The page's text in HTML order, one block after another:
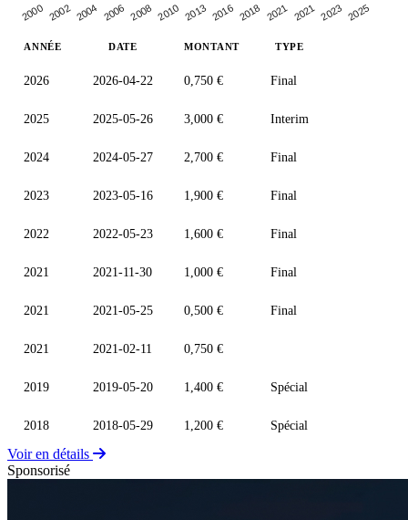
2000 2002 2004 2006 2008 2010 2013 2016 2018 2021 2021 2023 2025
ANNÉE DATE MONTANT TYPE
2026 2026-04-22 0,750 € Final
2025 2025-05-26 3,000 € Interim
2024 2024-05-27 2,700 € Final
2023 2023-05-16 1,900 € Final
2022 2022-05-23 1,600 € Final
2021 2021-11-30 1,000 € Final
2021 2021-05-25 0,500 € Final
2021 2021-02-11 0,750 €
2019 2019-05-20 1,400 € Spécial
2018 2018-05-29 1,200 € Spécial
Voir en détails
Sponsorisé